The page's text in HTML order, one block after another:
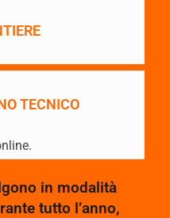
TECNICO
in modalità
tutto l’anno,